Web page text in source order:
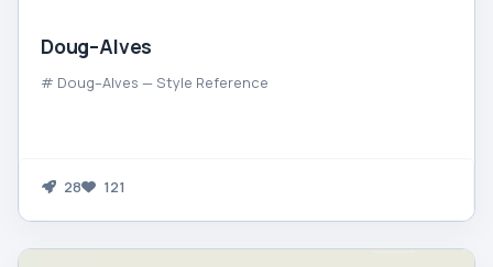
Doug–Alves
# Doug–Alves — Style Reference
28 121